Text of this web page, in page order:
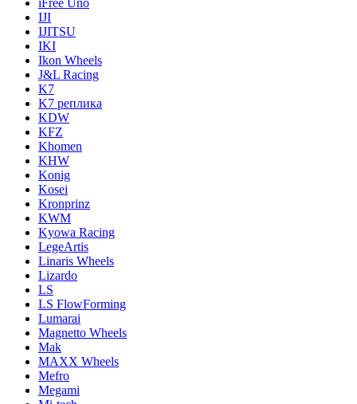
IJI
IJITSU
IKI
Ikon Wheels
J&L Racing
K7
K7 реплика
KDW
KFZ
Khomen
KHW
Konig
Kosei
Kronprinz
KWM
Kyowa Racing
LegeArtis
Linaris Wheels
Lizardo
LS
LS FlowForming
Lumarai
Magnetto Wheels
Mak
MAXX Wheels
Mefro
Megami